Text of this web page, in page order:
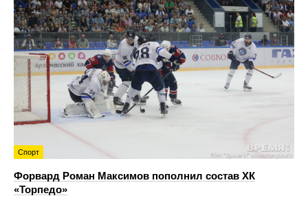
Спорт
Форвард Роман Максимов пополнил состав ХК
«Торпедо»